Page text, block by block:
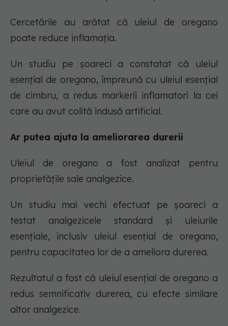
Cercetările au arătat că uleiul de oregano
poate reduce inflamația.
Un studiu pe șoareci a constatat că uleiul
esențial de oregano, împreună cu uleiul esențial
de cimbru, a redus markerii inflamatori la cei
care au avut colită indusă artificial.
Ar putea ajuta la ameliorarea durerii
Uleiul de oregano a fost analizat pentru
proprietățile sale analgezice.
Un studiu mai vechi efectuat pe șoareci a
testat analgezicele standard și uleiurile
esențiale, inclusiv uleiul esențial de oregano,
pentru capacitatea lor de a ameliora durerea.
Rezultatul a fost că uleiul esențial de oregano a
redus semnificativ durerea, cu efecte similare
altor analgezice.